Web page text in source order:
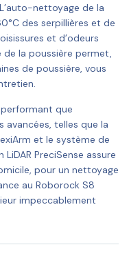
nettoyage de la
des serpillières et de
et d’odeurs
de la poussière permet,
de poussière, vous
que
telles que la
et le système de
PreciSense assure
pour un nettoyage
au Roborock S8
impeccablement